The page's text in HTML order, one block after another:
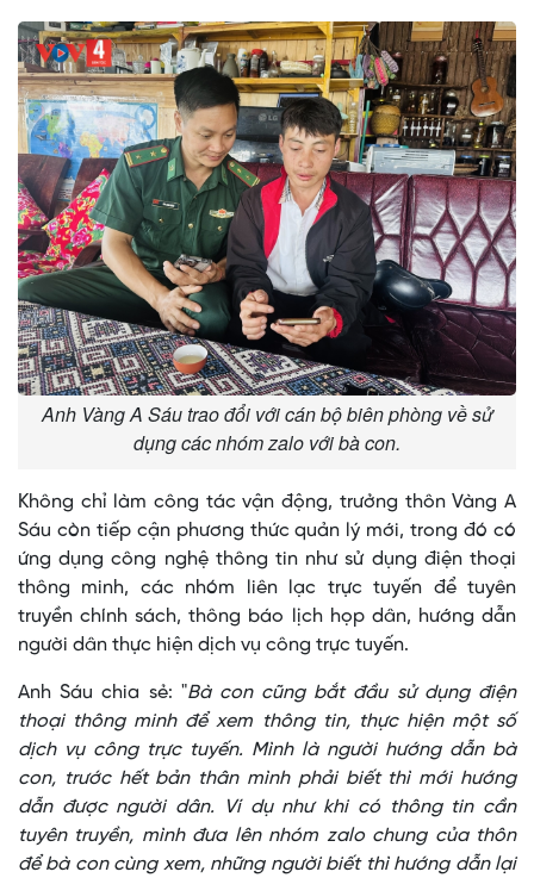
Anh Vàng A Sáu trao đổi với cán bộ biên phòng về sử
dụng các nhóm zalo với bà con.
Không chỉ làm công tác vận động, trưởng thôn Vàng A
Sáu còn tiếp cận phương thức quản lý mới, trong đó có
ứng dụng công nghệ thông tin như sử dụng điện thoại
thông minh, các nhóm liên lạc trực tuyến để tuyên
truyền chính sách, thông báo lịch họp dân, hướng dẫn
người dân thực hiện dịch vụ công trực tuyến.
Anh Sáu chia sẻ: "Bà con cũng bắt đầu sử dụng điện
thoại thông minh để xem thông tin, thực hiện một số
dịch vụ công trực tuyến. Mình là người hướng dẫn bà
con, trước hết bản thân mình phải biết thì mới hướng
dẫn được người dân. Ví dụ như khi có thông tin cần
tuyên truyền, mình đưa lên nhóm zalo chung của thôn
để bà con cùng xem, những người biết thì hướng dẫn lại